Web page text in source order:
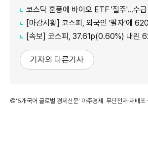
코스닥 훈풍에 바이오 ETF '질주'…수
[마감시황] 코스피, 외국인 '팔자'에 6200선 마
[속보] 코스피, 37.61p(0.60%) 내린
기자의 다른기사
©'5개국어 글로벌 경제신문' 아주경제. 무단전재·재배포